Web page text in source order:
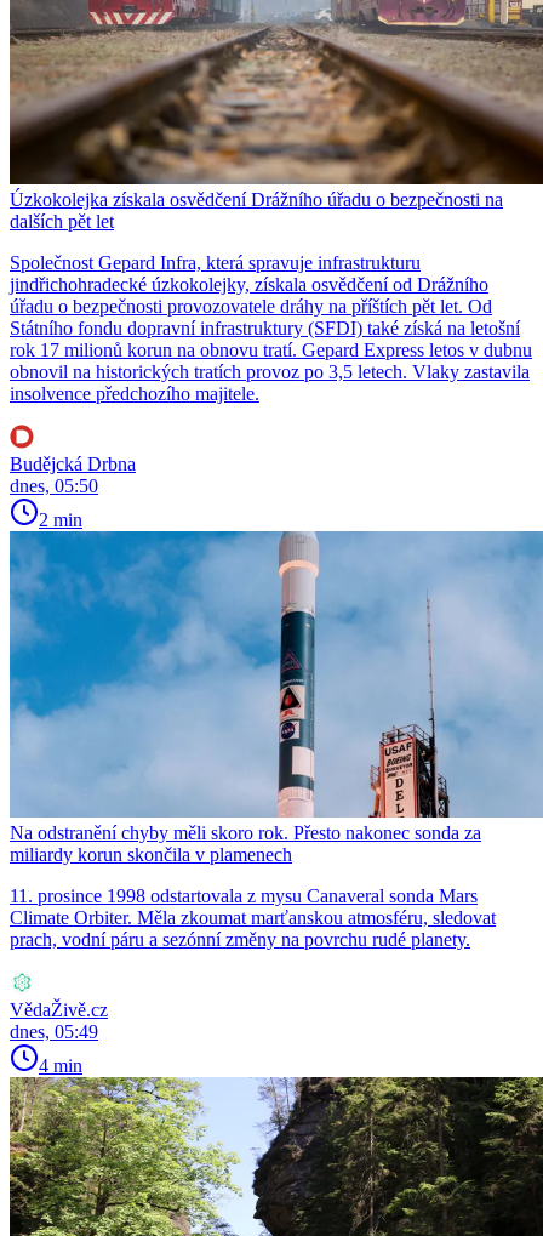
Úzkokolejka získala osvědčení Drážního úřadu o bezpečnosti na
dalších pět let
Společnost Gepard Infra, která spravuje infrastrukturu
jindřichohradecké úzkokolejky, získala osvědčení od Drážního
úřadu o bezpečnosti provozovatele dráhy na příštích pět let. Od
Státního fondu dopravní infrastruktury (SFDI) také získá na letošní
rok 17 milionů korun na obnovu tratí. Gepard Express letos v dubnu
obnovil na historických tratích provoz po 3,5 letech. Vlaky zastavila
insolvence předchozího majitele.
Budějcká Drbna
dnes, 05:50
2 min
Na odstranění chyby měli skoro rok. Přesto nakonec sonda za
miliardy korun skončila v plamenech
11. prosince 1998 odstartovala z mysu Canaveral sonda Mars
Climate Orbiter. Měla zkoumat marťanskou atmosféru, sledovat
prach, vodní páru a sezónní změny na povrchu rudé planety.
VědaŽivě.cz
dnes, 05:49
4 min